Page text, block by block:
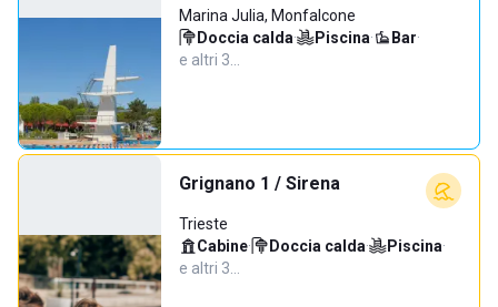
Marina Julia, Monfalcone
Doccia calda· Piscina· Bar·
e altri 3…
Grignano 1 / Sirena
Trieste
Cabine· Doccia calda· Piscina·
e altri 3…